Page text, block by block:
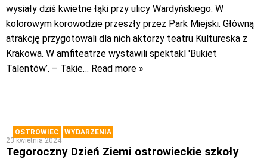
wysiały dziś kwietne łąki przy ulicy Wardyńskiego. W
kolorowym korowodzie przeszły przez Park Miejski. Główną
atrakcję przygotowali dla nich aktorzy teatru Kultureska z
Krakowa. W amfiteatrze wystawili spektakl 'Bukiet
Talentów’. – Takie… Read more »
OSTROWIEC
WYDARZENIA
23 kwietnia 2024
Tegoroczny Dzień Ziemi ostrowieckie szkoły